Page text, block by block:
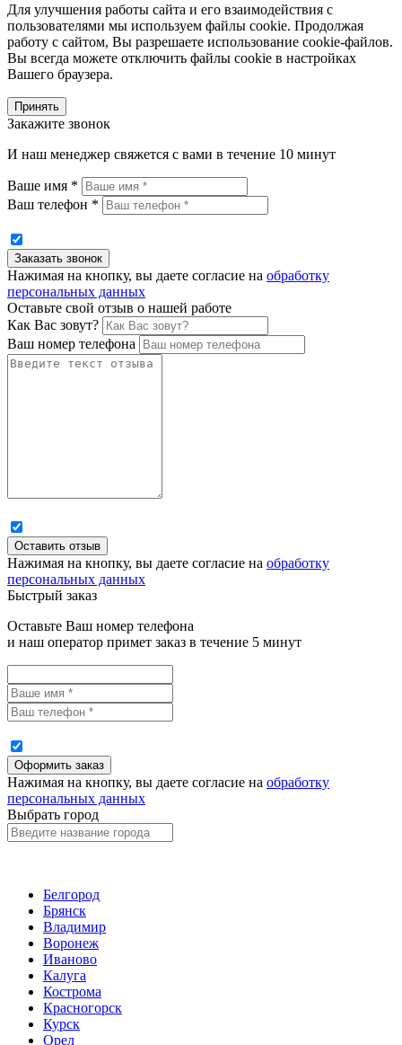
Для улучшения работы сайта и его взаимодействия с
пользователями мы используем файлы cookie. Продолжая
работу с сайтом, Вы разрешаете использование cookie-файлов.
Вы всегда можете отключить файлы cookie в настройках
Вашего браузера.
Принять
Закажите звонок
И наш менеджер свяжется с вами в течение 10 минут
Ваше имя *
Ваш телефон *
Нажимая на кнопку, вы даете согласие на обработку
персональных данных
Оставьте свой отзыв о нашей работе
Как Вас зовут?
Ваш номер телефона
Нажимая на кнопку, вы даете согласие на обработку
персональных данных
Быстрый заказ
Оставьте Ваш номер телефона
и наш оператор примет заказ в течение 5 минут
Нажимая на кнопку, вы даете согласие на обработку
персональных данных
Выбрать город
Белгород
Брянск
Владимир
Воронеж
Иваново
Калуга
Кострома
Красногорск
Курск
Орел